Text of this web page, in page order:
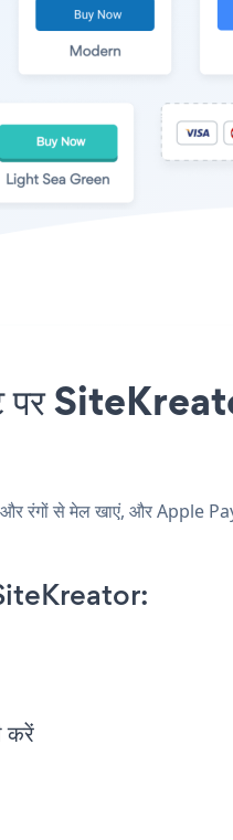
SiteKreator
रंगों से मेल खाएं, और Apple
करें